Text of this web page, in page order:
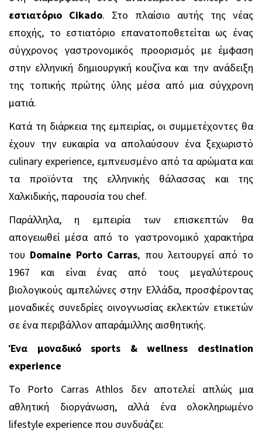
εστιατόριο Cikado. Στο πλαίσιο αυτής της νέας
εποχής, το εστιατόριο επανατοποθετείται ως ένας
σύγχρονος γαστρονομικός προορισμός με έμφαση
στην ελληνική δημιουργική κουζίνα και την ανάδειξη
της τοπικής πρώτης ύλης μέσα από μια σύγχρονη
ματιά.
Κατά τη διάρκεια της εμπειρίας, οι συμμετέχοντες θα
έχουν την ευκαιρία να απολαύσουν ένα ξεχωριστό
culinary experience, εμπνευσμένο από τα αρώματα και
τα προϊόντα της ελληνικής θάλασσας και της
Χαλκιδικής, παρουσία του chef.
Παράλληλα, η εμπειρία των επισκεπτών θα
απογειωθεί μέσα από το γαστρονομικό χαρακτήρα
του Domaine Porto Carras, που λειτουργεί από το
1967 και είναι ένας από τους μεγαλύτερους
βιολογικούς αμπελώνες στην Ελλάδα, προσφέροντας
μοναδικές συνεδρίες οινογνωσίας εκλεκτών ετικετών
σε ένα περιβάλλον απαράμιλλης αισθητικής.
Ένα
μοναδικό
sports & wellness destination
experience
Το Porto Carras Athlos δεν αποτελεί απλώς μια
αθλητική διοργάνωση, αλλά ένα ολοκληρωμένο
lifestyle experience που συνδυάζει: